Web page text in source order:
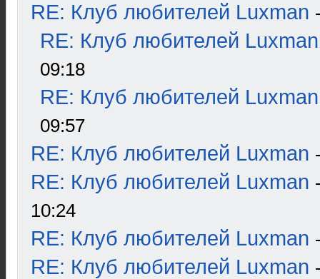
RE: Клуб любителей Luxman
RE: Клуб любителей Luxman
09:18
RE: Клуб любителей Luxman
09:57
RE: Клуб любителей Luxman
RE: Клуб любителей Luxman
10:24
RE: Клуб любителей Luxman
RE: Клуб любителей Luxman